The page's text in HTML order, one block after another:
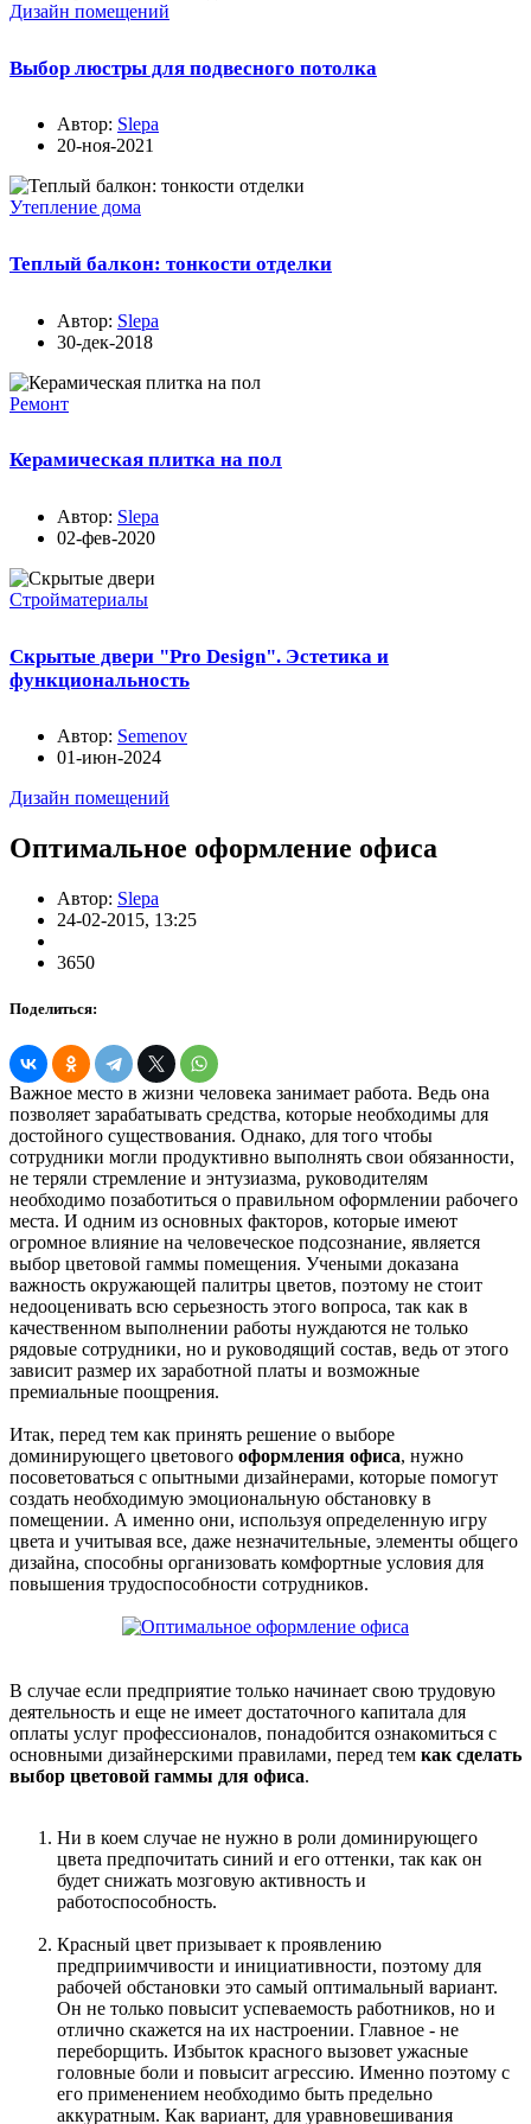
Дизайн помещений
Выбор люстры для подвесного потолка
Автор: Slepa
20-ноя-2021
Утепление дома
Теплый балкон: тонкости отделки
Автор: Slepa
30-дек-2018
Ремонт
Керамическая плитка на пол
Автор: Slepa
02-фев-2020
Стройматериалы
Скрытые двери "Pro Design". Эстетика и
функциональность
Автор: Semenov
01-июн-2024
Дизайн помещений
Оптимальное оформление офиса
Автор: Slepa
24-02-2015, 13:25
3650
Поделиться:
Важное место в жизни человека занимает работа. Ведь она
позволяет зарабатывать средства, которые необходимы для
достойного существования. Однако, для того чтобы
сотрудники могли продуктивно выполнять свои обязанности,
не теряли стремление и энтузиазма, руководителям
необходимо позаботиться о правильном оформлении рабочего
места. И одним из основных факторов, которые имеют
огромное влияние на человеческое подсознание, является
выбор цветовой гаммы помещения. Учеными доказана
важность окружающей палитры цветов, поэтому не стоит
недооценивать всю серьезность этого вопроса, так как в
качественном выполнении работы нуждаются не только
рядовые сотрудники, но и руководящий состав, ведь от этого
зависит размер их заработной платы и возможные
премиальные поощрения.
Итак, перед тем как принять решение о выборе
доминирующего цветового оформления офиса, нужно
посоветоваться с опытными дизайнерами, которые помогут
создать необходимую эмоциональную обстановку в
помещении. А именно они, используя определенную игру
цвета и учитывая все, даже незначительные, элементы общего
дизайна, способны организовать комфортные условия для
повышения трудоспособности сотрудников.
В случае если предприятие только начинает свою трудовую
деятельность и еще не имеет достаточного капитала для
оплаты услуг профессионалов, понадобится ознакомиться с
основными дизайнерскими правилами, перед тем как сделать
выбор цветовой гаммы для офиса.
Ни в коем случае не нужно в роли доминирующего
цвета предпочитать синий и его оттенки, так как он
будет снижать мозговую активность и
работоспособность.
Красный цвет призывает к проявлению
предприимчивости и инициативности, поэтому для
рабочей обстановки это самый оптимальный вариант.
Он не только повысит успеваемость работников, но и
отлично скажется на их настроении. Главное - не
переборщить. Избыток красного вызовет ужасные
головные боли и повысит агрессию. Именно поэтому с
его применением необходимо быть предельно
аккуратным. Как вариант, для уравновешивания